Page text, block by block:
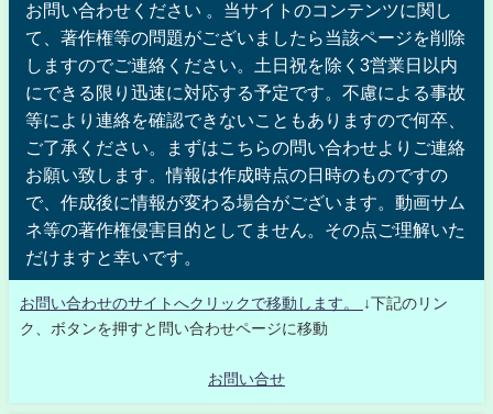
お問い合わせください 。当サイトのコンテンツに関し
て、著作権等の問題がございましたら当該ページを削除
しますのでご連絡ください。土日祝を除く3営業日以内
にできる限り迅速に対応する予定です。不慮による事故
等により連絡を確認できないこともありますので何卒、
ご了承ください。まずはこちらの問い合わせよりご連絡
お願い致します。情報は作成時点の日時のものですの
で、作成後に情報が変わる場合がございます。動画サム
ネ等の著作権侵害目的としてません。その点ご理解いた
だけますと幸いです。
お問い合わせのサイトへクリックで移動します。
↓下記のリン
ク、ボタンを押すと問い合わせページに移動
お問い合せ